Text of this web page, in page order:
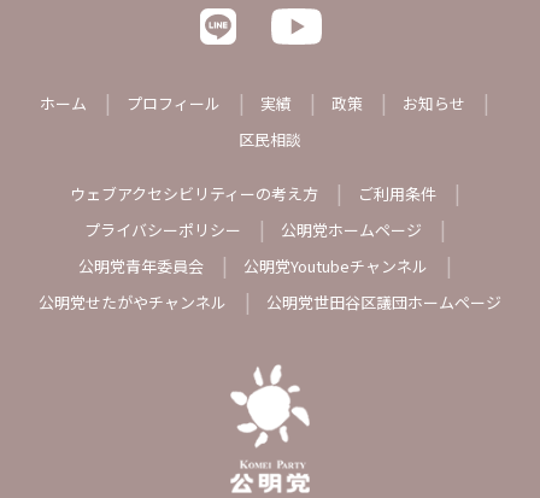
ホーム プロフィール 実績 政策
お知らせ
区民相談
ウェブアクセシビリティーの考え方
ご利用条件
プライバシーポリシー
公明党ホームページ
公明党青年委員会
公明党Youtubeチャンネル
公明党せたがやチャンネル
公明党世田谷区議団ホームページ